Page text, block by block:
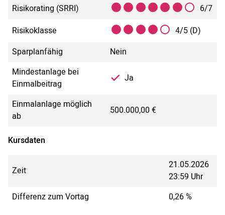
Risikorating (SRRI)
6/7
Risikoklasse
4/5 (D)
Sparplanfähig
Nein
Mindestanlage bei
Einmalbeitrag
Ja
Einmalanlage möglich
ab
500.000,00 €
Kursdaten
Zeit
21.05.2026
23:59 Uhr
Differenz zum Vortag
0,26 %